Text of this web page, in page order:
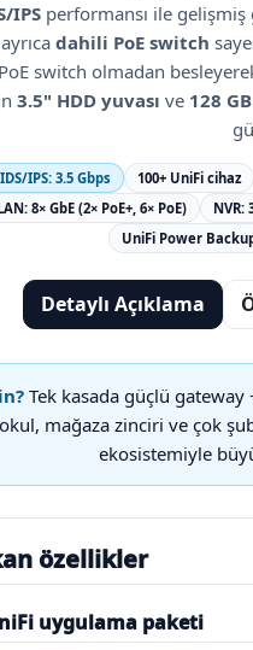
IPSperformansı ile gelişmiş
dahili PoE switch
switch olmadan
3.5" HDD yuvası ve 128
IDS/IPS: 3.5 Gbps 100+ UniFi cihaz
8× GbE (2× PoE+, 6× PoE)
NVR:
UniFi Power
Detaylı Açıklama
Tek kasada güçlü gateway
mağaza zinciri ve çok
ekosistemiyle
özellikler
uygulama paketi